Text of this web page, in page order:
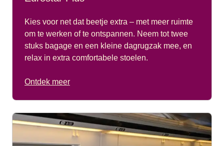
Kies voor net dat beetje extra – met meer ruimte
om te werken of te ontspannen. Neem tot twee
stuks bagage en een kleine dagrugzak mee, en
relax in extra comfortabele stoelen.
Ontdek meer